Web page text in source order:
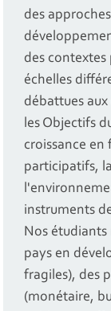
des
des contextes
échelles
débattues
les Objectifs
croissance en
participatifs,
instruments
Nos étudiants
pays en
fragiles), des
(monétaire,